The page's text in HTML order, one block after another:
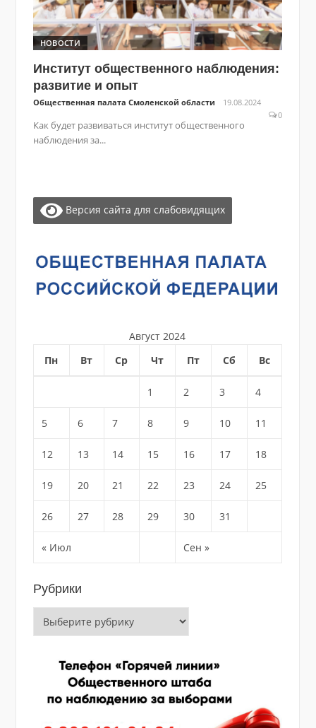
НОВОСТИ
Институт общественного наблюдения:
развитие и опыт
Общественная палата Смоленской области
19.08.2024
0
Как будет развиваться институт общественного
наблюдения за...
Версия сайта для слабовидящих
Август 2024
Пн
Вт Ср Чт Пт Сб Вс
« Июл Сен »
1 2 3 4
5 6 7 8 9 10 11
12 13 14 15 16 17 18
19 20 21 22 23 24 25
26 27 28 29 30 31
Рубрики